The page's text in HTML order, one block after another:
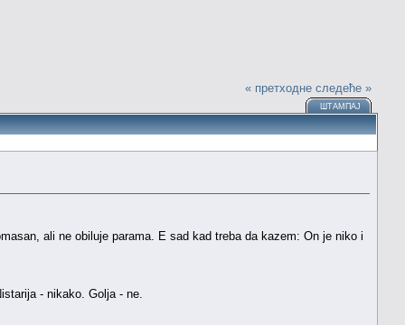
« претходне следеће »
ШТАМПАЈ
ali ne obiluje parama. E sad kad treba da kazem: On je niko i
- nikako. Golja - ne.